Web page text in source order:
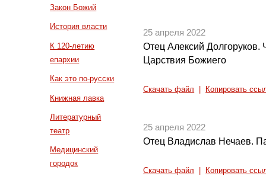
Закон Божий
История власти
К 120-летию
епархии
Как это по-русски
Книжная лавка
Литературный
театр
Медицинский
городок
25 апреля 2022
Отец Алексий Долгоруков.
Царствия Божиего
Скачать файл Копировать
25 апреля 2022
Отец Владислав Нечаев.
Скачать файл Копировать